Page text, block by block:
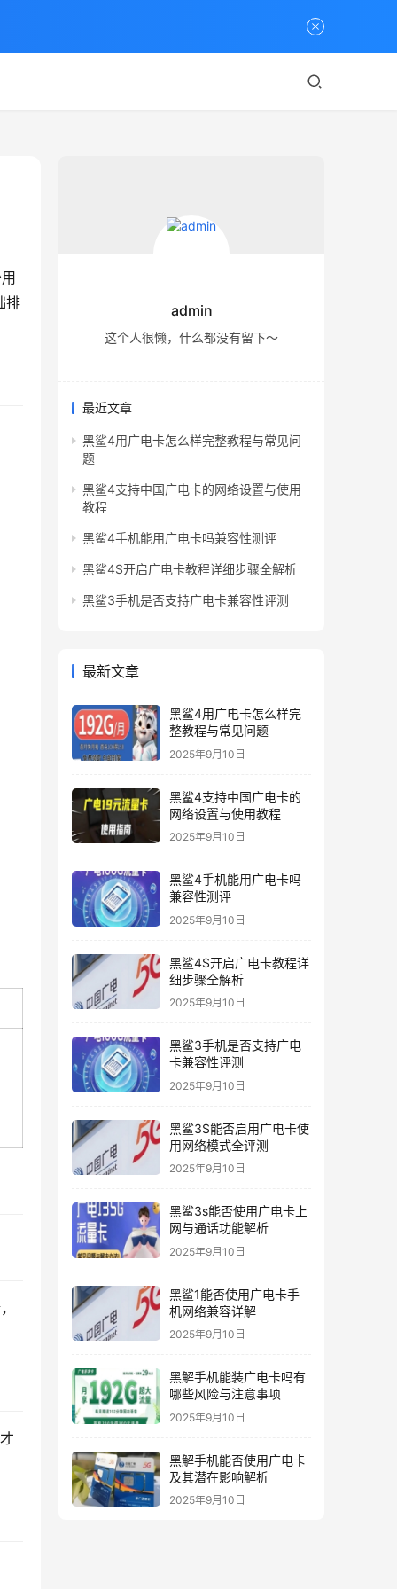
排
admin
这个人很懒，什么都没有留下～
最近文章
黑鲨4用广电卡怎么样完整教程与常见问
题
黑鲨4支持中国广电卡的网络设置与使用
教程
黑鲨4手机能用广电卡吗兼容性测评
黑鲨4S开启广电卡教程详细步骤全解析
黑鲨3手机是否支持广电卡兼容性评测
最新文章
黑鲨4用广电卡怎么样完
整教程与常见问题
2025年9月10日
黑鲨4支持中国广电卡的
网络设置与使用教程
2025年9月10日
黑鲨4手机能用广电卡吗
兼容性测评
2025年9月10日
黑鲨4S开启广电卡教程详
细步骤全解析
2025年9月10日
黑鲨3手机是否支持广电
卡兼容性评测
2025年9月10日
黑鲨3S能否启用广电卡使
用网络模式全评测
2025年9月10日
黑鲨3s能否使用广电卡上
网与通话功能解析
2025年9月10日
黑鲨1能否使用广电卡手
机网络兼容详解
2025年9月10日
黑解手机能装广电卡吗有
哪些风险与注意事项
2025年9月10日
黑解手机能否使用广电卡
及其潜在影响解析
2025年9月10日